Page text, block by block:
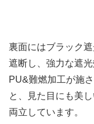
裏面にはブラック
遮断し、強力な遮
PU&難燃加工が施
と、見た目にも美
両立しています。